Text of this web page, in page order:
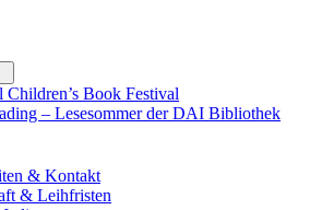
submenu
Children’s Book Festival
– Lesesommer der DAI Bibliothek
& Kontakt
& Leihfristen